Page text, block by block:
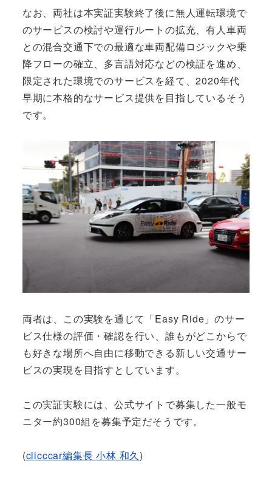
なお、両社は本実証実験終了後に無人運転環境で
のサービスの検討や運行ルートの拡充、有人車両
との混合交通下での最適な車両配備ロジックや乗
降フローの確立、多言語対応などの検証を進め、
限定された環境でのサービスを経て、2020年代
早期に本格的なサービス提供を目指しているそう
です。
両者は、この実験を通じて「Easy Ride」のサー
ビス仕様の評価・確認を行い、誰もがどこからで
も好きな場所へ自由に移動できる新しい交通サー
ビスの実現を目指すとしています。
この実証実験には、公式サイトで募集した一般モ
ニター約300組を募集予定だそうです。
(clicccar編集長 小林 和久)